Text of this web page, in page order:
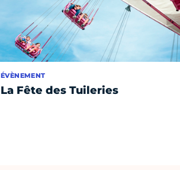
ÉVÈNEMENT
La Fête des Tuileries